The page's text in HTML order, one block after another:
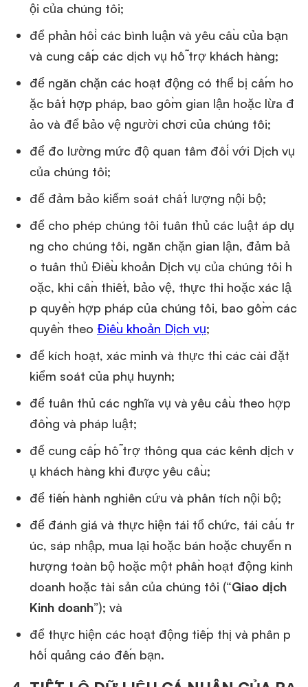
ội của chúng tôi;
để phản hồi các bình luận và yêu cầu của bạn
và cung cấp các dịch vụ hỗ trợ khách hàng;
để ngăn chặn các hoạt động có thể bị cấm ho
ặc bất hợp pháp, bao gồm gian lận hoặc lừa đ
ảo và để bảo vệ người chơi của chúng tôi;
để đo lường mức độ quan tâm đối với Dịch vụ
của chúng tôi;
để đảm bảo kiểm soát chất lượng nội bộ;
để cho phép chúng tôi tuân thủ các luật áp dụ
ng cho chúng tôi, ngăn chặn gian lận, đảm bả
o tuân thủ Điều khoản Dịch vụ của chúng tôi h
oặc, khi cần thiết, bảo vệ, thực thi hoặc xác lậ
p quyền hợp pháp của chúng tôi, bao gồm các
quyền theo Điều khoản Dịch vụ;
để kích hoạt, xác minh và thực thi các cài đặt
kiểm soát của phụ huynh;
để tuân thủ các nghĩa vụ và yêu cầu theo hợp
đồng và pháp luật;
để cung cấp hỗ trợ thông qua các kênh dịch v
ụ khách hàng khi được yêu cầu;
để tiến hành nghiên cứu và phân tích nội bộ;
để đánh giá và thực hiện tái tổ chức, tái cấu tr
úc, sáp nhập, mua lại hoặc bán hoặc chuyển n
hượng toàn bộ hoặc một phần hoạt động kinh
doanh hoặc tài sản của chúng tôi (“Giao dịch
Kinh doanh”); và
để thực hiện các hoạt động tiếp thị và phân p
hối quảng cáo đến bạn.